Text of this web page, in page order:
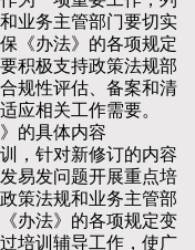
业务主管部门要切实
《办法》的各项规定
积极支持政策法规部
规性评估、备案和清
应相关工作需要。
的具体内容
，针对新修订的内容
易发问题开展重点培
策法规和业务主管部
办法》的各项规定变
培训辅导工作，使广